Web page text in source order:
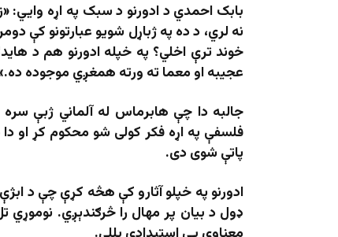
بابک احمدي د ادورنو د سبک په اړه وايي:
نه لري، د ده په ژباړل شویو عبارتونو کې
خوند ترې اخلي؟ په خپله ادورنو هم د
عجیبه او معما ته ورته همغږي موجوده
جالبه دا چې هابرماس له آلماني ژبې سره
فلسفې په اړه فکر کولی شو محکوم کړ او دا
پاتې شوی دی.
ادورنو په خپلو آثارو کې هڅه کړې چې د
ډول د بیان پر مهال را څرګندېږي. نوموړي